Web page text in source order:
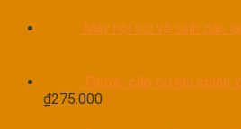
Máy nội soi vệ sinh dàn
Thước cặp cơ khí chính
₫275.000